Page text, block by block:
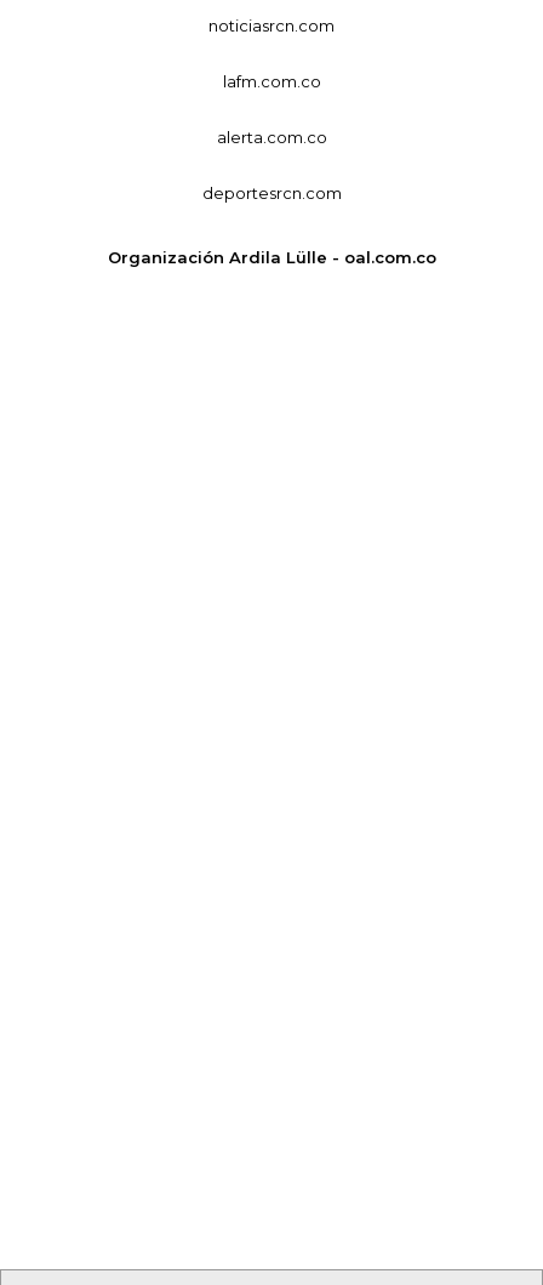
noticiasrcn.com
lafm.com.co
alerta.com.co
deportesrcn.com
Organización Ardila Lülle - oal.com.co